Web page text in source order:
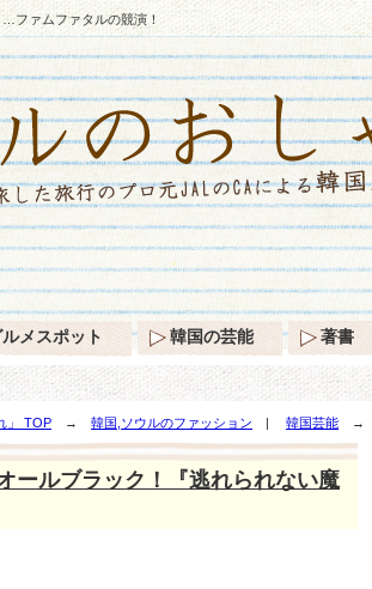
ファムファタルの競演！
」 TOP → 韓国,ソウルのファッション | 韓国芸能 →
演！
ールブラック！『逃れられない魔
メスポット 韓国の芸能 著書